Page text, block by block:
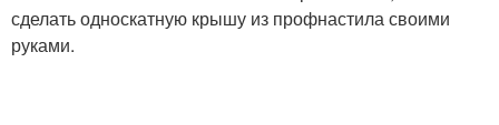
сделать односкатную крышу из профнастила своими
руками.